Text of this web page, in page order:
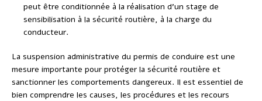
peut être conditionnée à la réalisation d’un stage de
sensibilisation à la sécurité routière, à la charge du
conducteur.
La suspension administrative du permis de conduire est une
mesure importante pour protéger la sécurité routière et
sanctionner les comportements dangereux. Il est essentiel de
bien comprendre les causes, les procédures et les recours